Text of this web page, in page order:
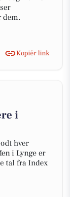
dem.
Kopiér link
i
hver
i Lynge er
tal fra Index